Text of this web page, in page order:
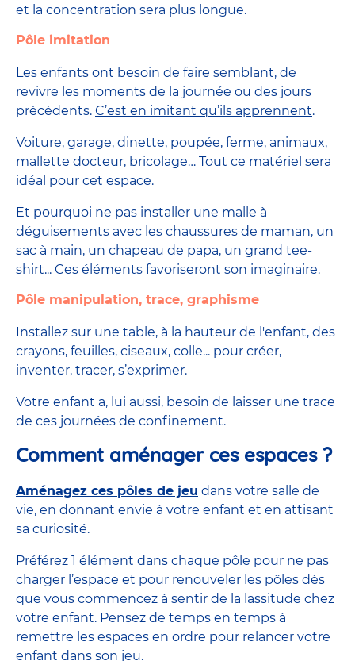
et la concentration sera plus longue.
Pôle imitation
Les enfants ont besoin de faire semblant, de
revivre les moments de la journée ou des jours
précédents. C’est en imitant qu’ils apprennent.
Voiture, garage, dinette, poupée, ferme, animaux,
mallette docteur, bricolage… Tout ce matériel sera
idéal pour cet espace.
Et pourquoi ne pas installer une malle à
déguisements avec les chaussures de maman, un
sac à main, un chapeau de papa, un grand tee-
shirt... Ces éléments favoriseront son imaginaire.
Pôle manipulation, trace, graphisme
Installez sur une table, à la hauteur de l'enfant, des
crayons, feuilles, ciseaux, colle... pour créer,
inventer, tracer, s’exprimer.
Votre enfant a, lui aussi, besoin de laisser une trace
de ces journées de confinement.
Comment aménager ces espaces ?
Aménagez ces pôles de jeu dans votre salle de
vie, en donnant envie à votre enfant et en attisant
sa curiosité.
Préférez 1 élément dans chaque pôle pour ne pas
charger l’espace et pour renouveler les pôles dès
que vous commencez à sentir de la lassitude chez
votre enfant. Pensez de temps en temps à
remettre les espaces en ordre pour relancer votre
enfant dans son jeu.